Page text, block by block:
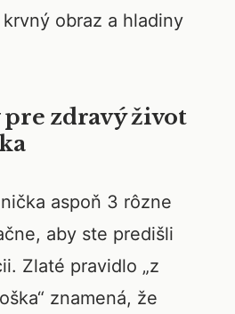
obraz a hladiny
zdravý život
aspoň 3 rôzne
aby ste predišli
Zlaté pravidlo „z
znamená, že